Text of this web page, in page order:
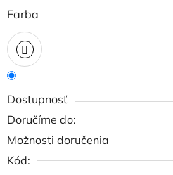
Farba
Dostupnosť
Možnosti doručenia
Kód: